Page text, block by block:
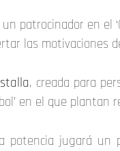
patrocinador en el
las motivaciones
, creada para
en el que plantan
potencia jugará